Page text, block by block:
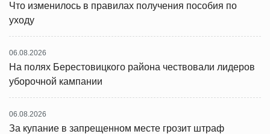
Что изменилось в правилах получения пособия по
уходу
06.08.2026
На полях Берестовицкого района чествовали лидеров
уборочной кампании
06.08.2026
За купание в запрещенном месте грозит штраф